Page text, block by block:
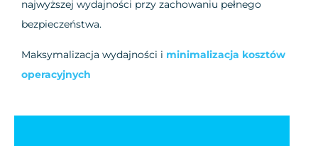
najwyższej wydajności przy zachowaniu pełnego
bezpieczeństwa.
Maksymalizacja wydajności i minimalizacja kosztów
operacyjnych